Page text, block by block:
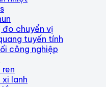
đo chuyển vị
tuyến tính
công nghiệp
lanh